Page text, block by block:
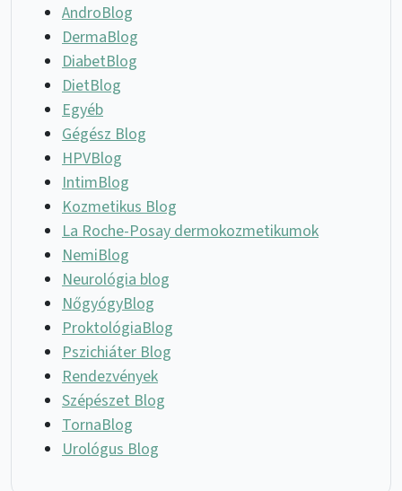
AndroBlog
DermaBlog
DiabetBlog
DietBlog
Egyéb
Gégész Blog
HPVBlog
IntimBlog
Kozmetikus Blog
La Roche-Posay dermokozmetikumok
NemiBlog
Neurológia blog
NőgyógyBlog
ProktológiaBlog
Pszichiáter Blog
Rendezvények
Szépészet Blog
TornaBlog
Urológus Blog